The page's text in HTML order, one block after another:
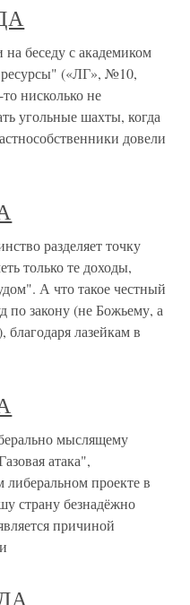
беседу с академиком
(«ЛГ», №10,
нисколько не
угольные шахты, когда
довели
разделяет точку
только те доходы,
А что такое честный
по закону (не Божьему, а
лазейкам в
мыслящему
атака",
проекте в
страну безнадёжно
причиной